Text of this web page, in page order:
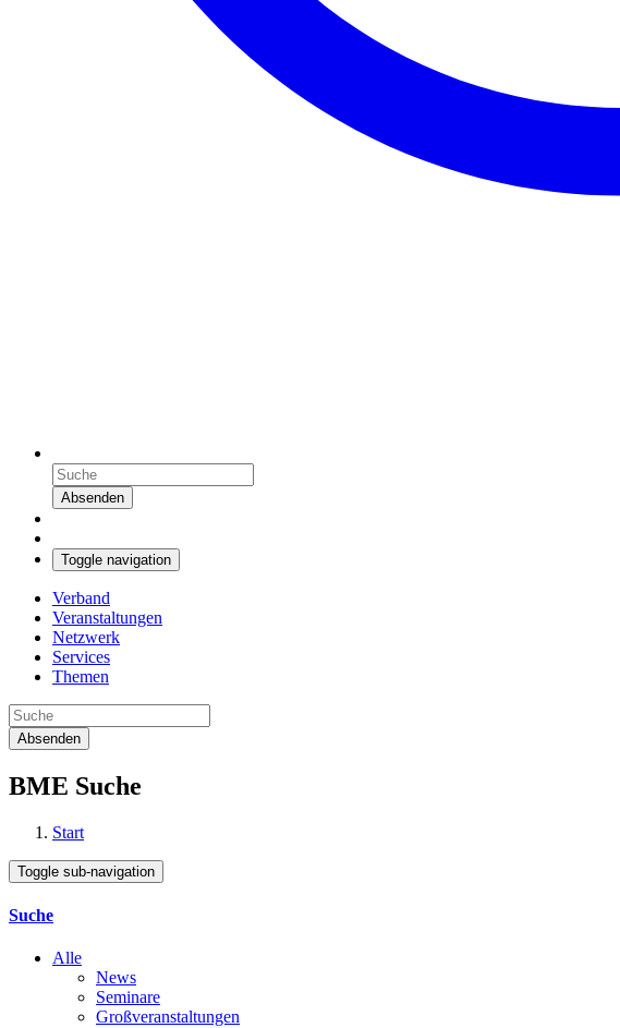
Absenden
Toggle navigation
Verband
Veranstaltungen
Netzwerk
Services
Themen
Absenden
BME Suche
Start
Toggle sub-navigation
Suche
Alle
News
Seminare
Großveranstaltungen